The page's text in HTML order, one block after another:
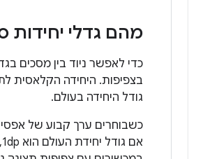
מהם גדלי יחידות
כדי לאפשר ניוד בין מסכים
גודל היחידה בעולם.
כשבוחרים ערך קבוע של